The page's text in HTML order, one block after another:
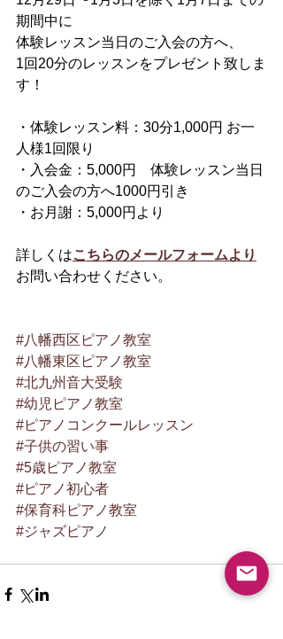
期間中に
体験レッスン当日のご入会の方へ、
1回20分のレッスンをプレゼント致しま
す！
・体験レッスン料：30分1,000円 お一
人様1回限り
・入会金：5,000円　体験レッスン当日
のご入会の方へ1000円引き
・お月謝：5,000円より
詳しくはこちらのメールフォームより
お問い合わせください。
#八幡西区ピアノ教室
#八幡東区ピアノ教室
#北九州音大受験
#幼児ピアノ教室
#ピアノコンクールレッスン
#子供の習い事
#5歳ピアノ教室
#ピアノ初心者
#保育科ピアノ教室
#ジャズピアノ